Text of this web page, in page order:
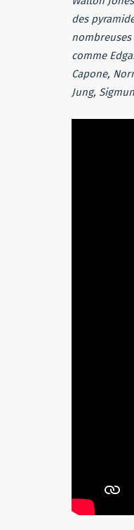
des
comme
Capone,
Jung,